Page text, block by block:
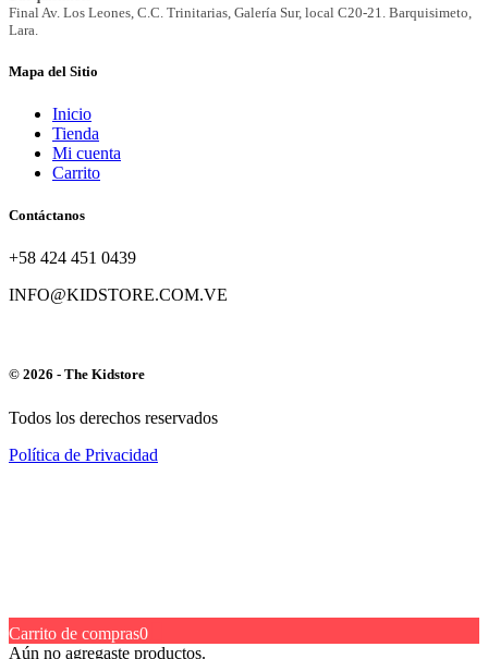
Mapa del Sitio
Inicio
Tienda
Mi cuenta
Carrito
Contáctanos
+58 424 451 0439
INFO@KIDSTORE.COM.VE
© 2026 - The Kidstore
Todos los derechos reservados
Política de Privacidad
Carrito de compras0
Aún no agregaste productos.